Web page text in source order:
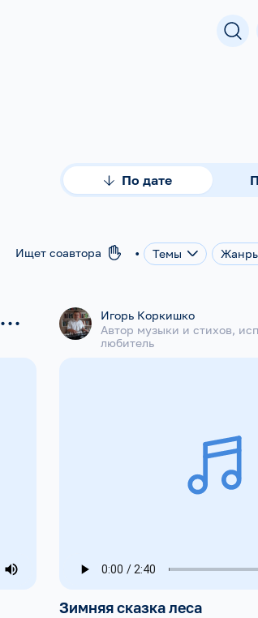
По дате
Ищет соавтора • Темы
...
Игорь Коркишко
Автор музыки и стихов,
любитель
Зимняя сказка леса